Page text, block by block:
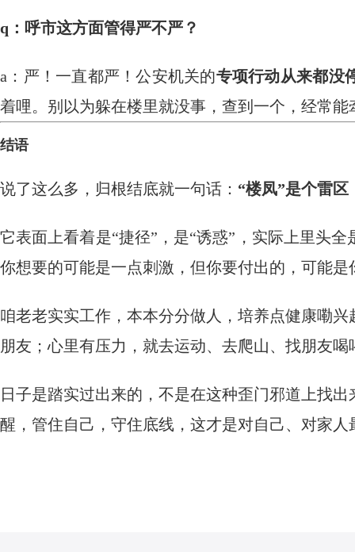
q：呼市这方面管得严不严？
a：严！一直都严！公安机关的专项行动从来都没
着哩。别以为躲在楼里就没事，查到一个，经常
结语
说了这么多，归根结底就一句话： “楼凤”是个雷
它表面上看着是“捷径”，是“诱惑”，实际上里头全
你想要的可能是一点刺激，但你要付出的，可能
咱老老实实工作，本本分分做人，培养点健康嘞
朋友；心里有压力，就去运动、去爬山、找朋友喝
日子是踏实过出来的，不是在这种歪门邪道上找
醒，管住自己，守住底线，这才是对自己、对家